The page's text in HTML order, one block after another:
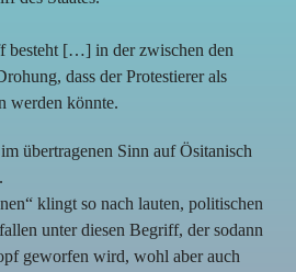
besteht […] in der zwischen den
dass der Protestierer als
werden könnte.
übertragenen Sinn auf Ösitanisch
klingt so nach lauten, politischen
unter diesen Begriff, der sodann
geworfen wird, wohl aber auch